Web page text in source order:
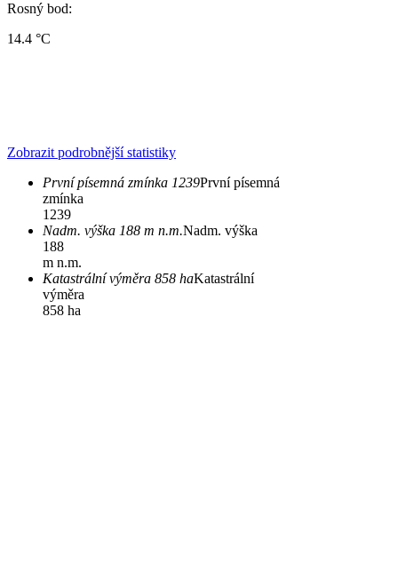
Rosný bod:
14.4 °C
Zobrazit podrobnější statistiky
První písemná zmínka 1239První písemná
zmínka
1239
Nadm. výška 188 m n.m.Nadm. výška
188
m n.m.
Katastrální výměra 858 haKatastrální
výměra
858 ha